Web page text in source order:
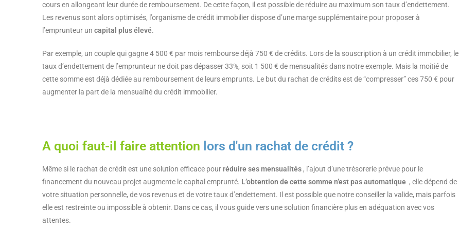
cours en allongeant leur durée de remboursement. De cette façon, il est possible de réduire au maximum son taux d’endettement.
Les revenus sont alors optimisés, l’organisme de crédit immobilier dispose d’une marge supplémentaire pour proposer à
l’emprunteur un capital plus élevé.
Par exemple, un couple qui gagne 4 500 € par mois rembourse déjà 750 € de crédits. Lors de la souscription à un crédit immobilier, le
taux d’endettement de l’emprunteur ne doit pas dépasser 33%, soit 1 500 € de mensualités dans notre exemple. Mais la moitié de
cette somme est déjà dédiée au remboursement de leurs emprunts. Le but du rachat de crédits est de “compresser” ces 750 € pour
augmenter la part de la mensualité du crédit immobilier.
A quoi faut-il faire attention lors d'un rachat de crédit ?
Même si le rachat de crédit est une solution efficace pourréduire ses mensualités , l’ajout d’une trésorerie prévue pour le
financement du nouveau projet augmente le capital emprunté. L’obtention de cette somme n’est pas automatique , elle dépend de
votre situation personnelle, de vos revenus et de votre taux d’endettement. Il est possible que notre conseiller la valide, mais parfois
elle est restreinte ou impossible à obtenir. Dans ce cas, il vous guide vers une solution financière plus en adéquation avec vos
attentes.